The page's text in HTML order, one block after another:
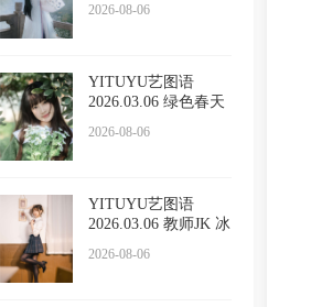
2026-08-06
YITUYU艺图语
2026.03.06 绿色春天
2026-08-06
YITUYU艺图语
2026.03.06 教师JK 冰
2026-08-06